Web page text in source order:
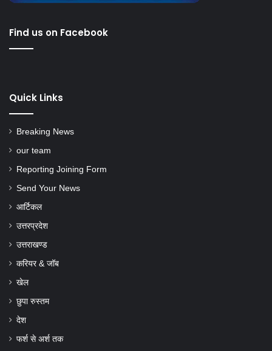
Find us on Facebook
Quick Links
Breaking News
our team
Reporting Joining Form
Send Your News
आर्टिकल
उत्तरप्रदेश
उत्तराखण्ड
करियर & जॉब
खेल
छुपा रुस्तम
देश
फर्श से अर्श तक